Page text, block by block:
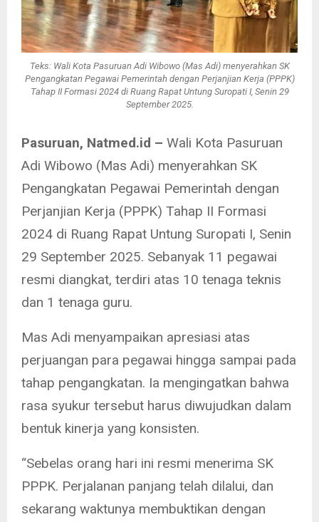
Teks: Wali Kota Pasuruan Adi Wibowo (Mas Adi) menyerahkan SK
Pengangkatan Pegawai Pemerintah dengan Perjanjian Kerja (PPPK)
Tahap II Formasi 2024 di Ruang Rapat Untung Suropati I, Senin 29
September 2025.
Pasuruan, Natmed.id – Wali Kota Pasuruan
Adi Wibowo (Mas Adi) menyerahkan SK
Pengangkatan Pegawai Pemerintah dengan
Perjanjian Kerja (PPPK) Tahap II Formasi
2024 di Ruang Rapat Untung Suropati I, Senin
29 September 2025. Sebanyak 11 pegawai
resmi diangkat, terdiri atas 10 tenaga teknis
dan 1 tenaga guru.
Mas Adi menyampaikan apresiasi atas
perjuangan para pegawai hingga sampai pada
tahap pengangkatan. Ia mengingatkan bahwa
rasa syukur tersebut harus diwujudkan dalam
bentuk kinerja yang konsisten.
“Sebelas orang hari ini resmi menerima SK
PPPK. Perjalanan panjang telah dilalui, dan
sekarang waktunya membuktikan dengan